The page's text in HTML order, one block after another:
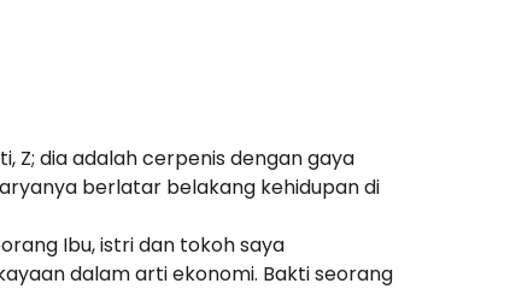
Z; dia adalah cerpenis dengan gaya
berlatar belakang kehidupan di
Ibu, istri dan tokoh saya
dalam arti ekonomi. Bakti seorang